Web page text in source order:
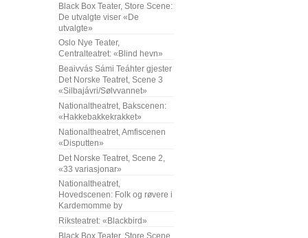
Black Box Teater, Store Scene:
De utvalgte viser «De
utvalgte»
Oslo Nye Teater,
Centralteatret: «Blind hevn»
Beaivvás Sámi Teáhter gjester
Det Norske Teatret, Scene 3
«Silbajávri/Sølvvannet»
Nationaltheatret, Bakscenen:
«Hakkebakkekrakket»
Nationaltheatret, Amfiscenen
«Disputten»
Det Norske Teatret, Scene 2,
«33 variasjonar»
Nationaltheatret,
Hovedscenen: Folk og røvere i
Kardemomme by
Riksteatret: «Blackbird»
Black Box Teater, Store Scene